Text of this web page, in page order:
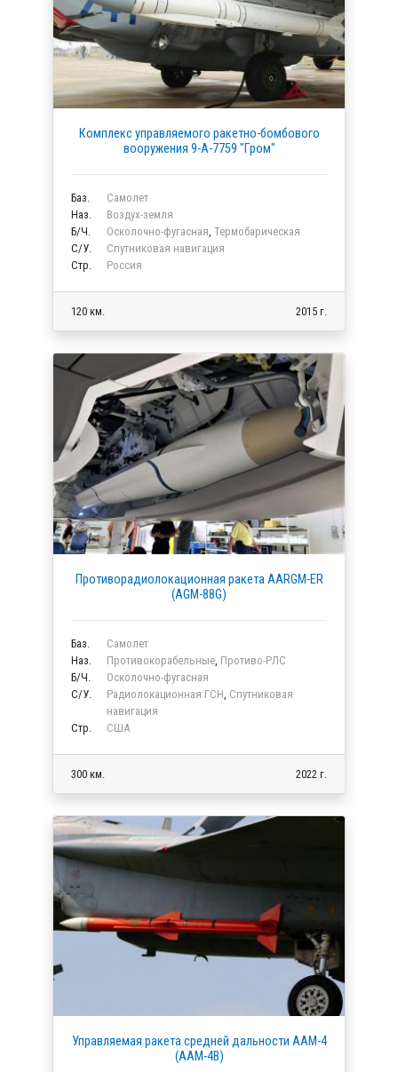
Комплекс управляемого ракетно-бомбового
вооружения 9-А-7759 "Гром"
Баз.
Самолет
Наз.
Воздух-земля
Б/Ч.
Осколочно-фугасная, Термобарическая
C/У.
Спутниковая навигация
Стр.
Россия
120 км. 2015 г.
Противорадиолокационная ракета AARGM-ER
(AGM-88G)
Баз.
Самолет
Наз.
Противокорабельные Противо-РЛС
Б/Ч.
Осколочно-фугасная
C/У.
Радиолокационная ГСН Спутниковая
навигация
Стр.
США
300 км. 2022 г.
Управляемая ракета средней дальности AAM-4
(AAM-4B)